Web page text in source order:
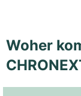
Woher